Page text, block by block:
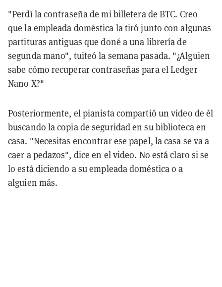
"Perdí la contraseña de mi billetera de BTC. Creo
que la empleada doméstica la tiró junto con algunas
partituras antiguas que doné a una librería de
segunda mano", tuiteó la semana pasada. "¿Alguien
sabe cómo recuperar contraseñas para el Ledger
Nano X?"
Posteriormente, el pianista compartió un video de él
buscando la copia de seguridad en su biblioteca en
casa. "Necesitas encontrar ese papel, la casa se va a
caer a pedazos", dice en el video. No está claro si se
lo está diciendo a su empleada doméstica o a
alguien más.